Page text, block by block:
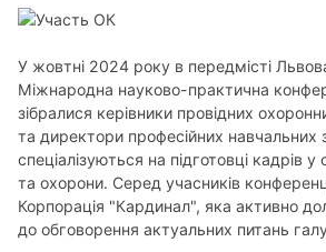
У жовтні 2024 року в передмісті
Міжнародна науково-практична
зібралися керівники провідних
та директори професійних навчальних
спеціалізуються на підготовці кадрів у
та охорони. Серед учасників
Корпорація "Кардинал", яка активно
до обговорення актуальних питань